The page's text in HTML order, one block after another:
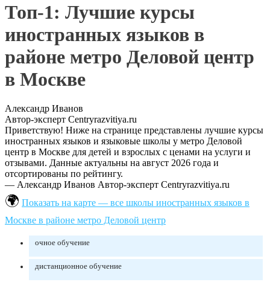
Топ-1: Лучшие курсы
иностранных языков в
районе метро Деловой центр
в Москве
Александр Иванов
Автор-эксперт Centryrazvitiya.ru
Приветствую! Ниже на странице представлены лучшие курсы
иностранных языков и языковые школы у метро Деловой
центр в Москве для детей и взрослых с ценами на услуги и
отзывами. Данные актуальны на август 2026 года и
отсортированы по рейтингу.
— Александр Иванов Автор-эксперт Centryrazvitiya.ru
Показать на карте — все школы иностранных языков в
Москве в районе метро Деловой центр
очное обучение
дистанционное обучение